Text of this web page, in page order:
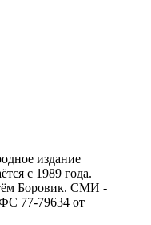
издание
с 1989 года.
Боровик. CМИ -
77-79634 от